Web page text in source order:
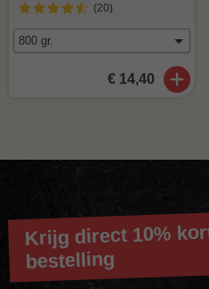
(20)
€ 14,40
Krijg direct 10%
bestelling